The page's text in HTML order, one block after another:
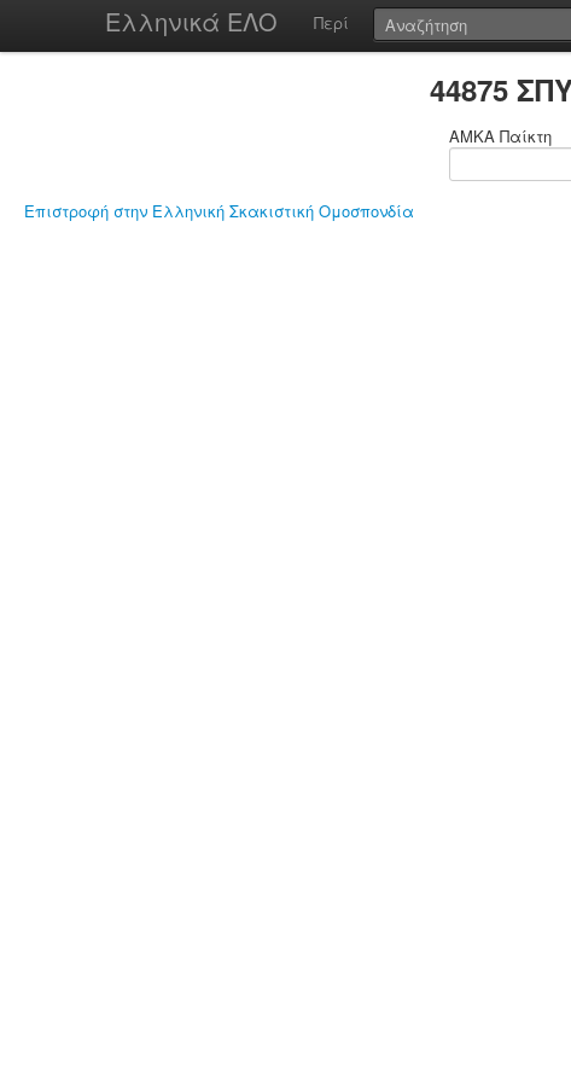
Ελληνικά ΕΛΟ Περί
44875
ΑΜΚΑ Παίκτη
Επιστροφή στην Ελληνική Σκακιστική Ομοσπονδία